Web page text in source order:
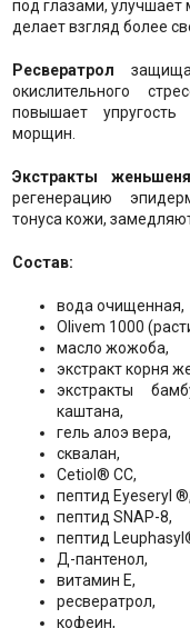
под глазами, улучшает
делает взгляд более
Ресвератрол
окислительного
повышает
морщин.
Экстракты
регенерацию
тонуса кожи,
Состав:
вода очищенная,
Olivem 1000
масло жожоба,
экстракт корня
экстракты
каштана,
гель алоэ вера,
сквалан,
Cetiol® CC,
пептид Eyeseryl ®,
пептид SNAP-8,
пептид
Д-пантенол,
витамин Е,
ресвератрол,
кофеин,